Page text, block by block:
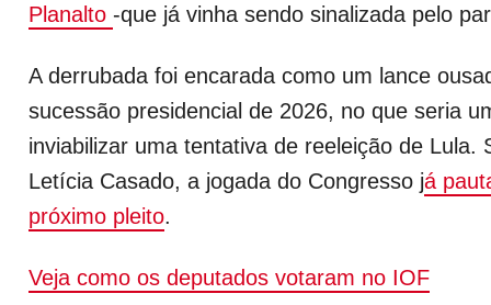
Planalto -que já vinha sendo sinalizada pelo
A derrubada foi encarada como um lance
sucessão presidencial de 2026, no que seria
inviabilizar uma tentativa de reeleição de Lula.
Letícia Casado, a jogada do Congresso já
próximo pleito.
Veja como os deputados votaram no IOF